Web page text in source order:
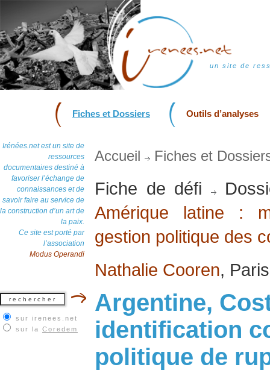
un site de
Fiches et Dossiers Outils d’analyses
Irénées.net est un site de
ressources
documentaires destiné à
favoriser l’échange de
connaissances et de
savoir faire au service de
la construction d’un art de
la paix.
Ce site est porté par
l’association
Modus Operandi
sur irenees.net
sur la Coredem
Accueil Fiches et
Fiche de défi
Amérique latine :
gestion politique des
Nathalie Cooren,
Argentine,
identification
politique de